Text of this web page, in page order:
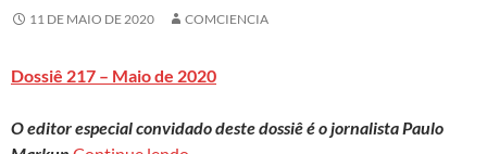
11 DE MAIO DE 2020 COMCIENCIA
Dossiê 217 – Maio de 2020
O editor especial convidado deste dossiê é o jornalista Paulo